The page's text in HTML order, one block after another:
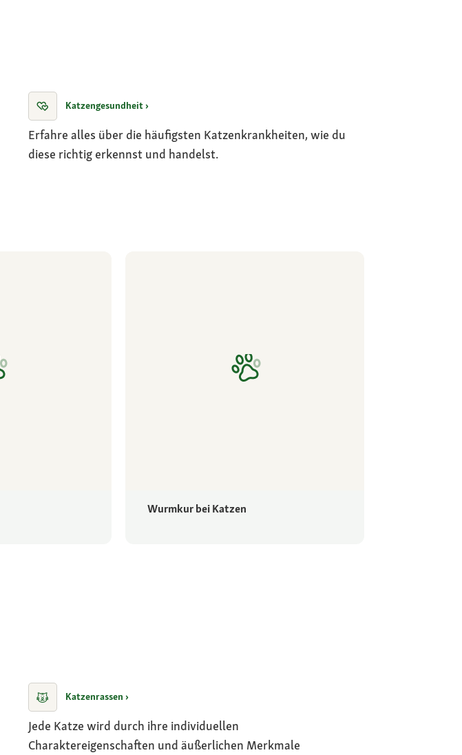
Katzengesundheit ›
Erfahre alles über die häufigsten Katzenkrankheiten, wie du
diese richtig erkennst und handelst.
Wurmkur bei Katzen
Katzenrassen ›
Jede Katze wird durch ihre individuellen
Charaktereigenschaften und äußerlichen Merkmale